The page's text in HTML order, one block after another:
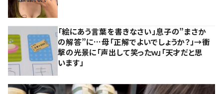
「絵にあう言葉を書きなさい」息子の”まさか
の解答”に…母「正解でよいでしょうか？」→衝
撃の光景に「声出して笑ったｗ」「天才だと思
います」